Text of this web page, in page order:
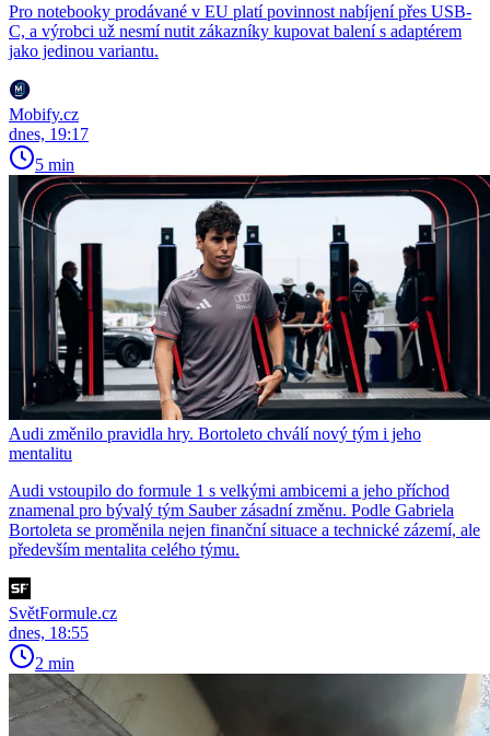
Pro notebooky prodávané v EU platí povinnost nabíjení přes USB-
C, a výrobci už nesmí nutit zákazníky kupovat balení s adaptérem
jako jedinou variantu.
Mobify.cz
dnes, 19:17
5 min
Audi změnilo pravidla hry. Bortoleto chválí nový tým i jeho
mentalitu
Audi vstoupilo do formule 1 s velkými ambicemi a jeho příchod
znamenal pro bývalý tým Sauber zásadní změnu. Podle Gabriela
Bortoleta se proměnila nejen finanční situace a technické zázemí, ale
především mentalita celého týmu.
SvětFormule.cz
dnes, 18:55
2 min